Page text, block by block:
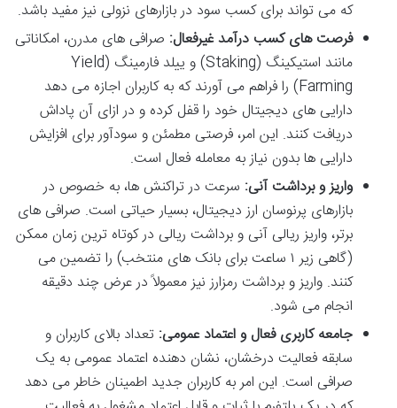
که می تواند برای کسب سود در بازارهای نزولی نیز مفید باشد.
فرصت های کسب درآمد غیرفعال: صرافی های مدرن، امکاناتی
مانند استیکینگ (Staking) و ییلد فارمینگ (Yield
Farming) را فراهم می آورند که به کاربران اجازه می دهد
دارایی های دیجیتال خود را قفل کرده و در ازای آن پاداش
دریافت کنند. این امر، فرصتی مطمئن و سودآور برای افزایش
دارایی ها بدون نیاز به معامله فعال است.
واریز و برداشت آنی: سرعت در تراکنش ها، به خصوص در
بازارهای پرنوسان ارز دیجیتال، بسیار حیاتی است. صرافی های
برتر، واریز ریالی آنی و برداشت ریالی در کوتاه ترین زمان ممکن
(گاهی زیر ۱ ساعت برای بانک های منتخب) را تضمین می
کنند. واریز و برداشت رمزارز نیز معمولاً در عرض چند دقیقه
انجام می شود.
جامعه کاربری فعال و اعتماد عمومی: تعداد بالای کاربران و
سابقه فعالیت درخشان، نشان دهنده اعتماد عمومی به یک
صرافی است. این امر به کاربران جدید اطمینان خاطر می دهد